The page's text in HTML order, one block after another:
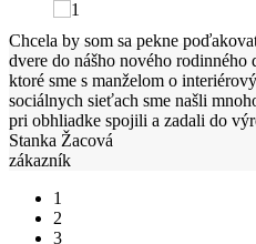
Chcela by som sa pekne
dvere do nášho nového rodinného
ktoré sme s manželom o
sociálnych sieťach sme našli
pri obhliadke spojili a zadali do
Stanka Žacová
zákazník
1
2
3